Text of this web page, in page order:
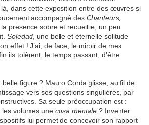
dans cette exposition entre des œuvres si
accompagné des Chanteurs,
présence sobre et recueillie, un peu
Soledad , une belle et éternelle solitude
effet ! J’ai, de face, le miroir de mes
ils tolèrent, le temps passant, d’être
belle figure ? Mauro Corda glisse, au fil de
vers ses questions singulières, par
Sa seule préoccupation est :
volumes une cosa mentale ? Inventer
lui permet de concevoir son rapport